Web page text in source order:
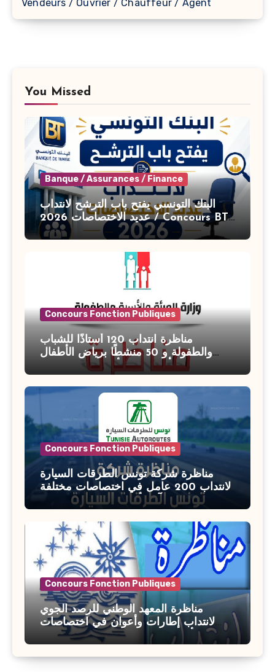
Vendeurs / Ouvrier / Chauffeur / Agent
You Missed
Banque / Assurances / Finance
البنك التونسي يفتح باب الترشح لانتداب
عديد الاختصاصات 2026 / Concours BT
Banque de Tunisie 2026
Concours Fonction Publiques
مناظرة انتداب 120 أستاذًا للشباب
والطفولة و 50 منشطًا برياض الأطفال
بوزارة الأسرة والمرأة والطفولة وكبار
السن آخر أجل للتسجيل : 27 جويلية 2026
Concours Fonction Publiques
مناظرة شركة تونس الطرقات السيارة
لانتداب 200 عامل في اختصاصات مختلفة
آخر أجل : 21 جويلية 2026
Concours Fonction Publiques
مناظرة المعهد الوطني للرصد الجوي
لانتداب إطارات وأعوان في اختصاصات
مختلفة : أخر اجل للترشح 27 جويلية 2026